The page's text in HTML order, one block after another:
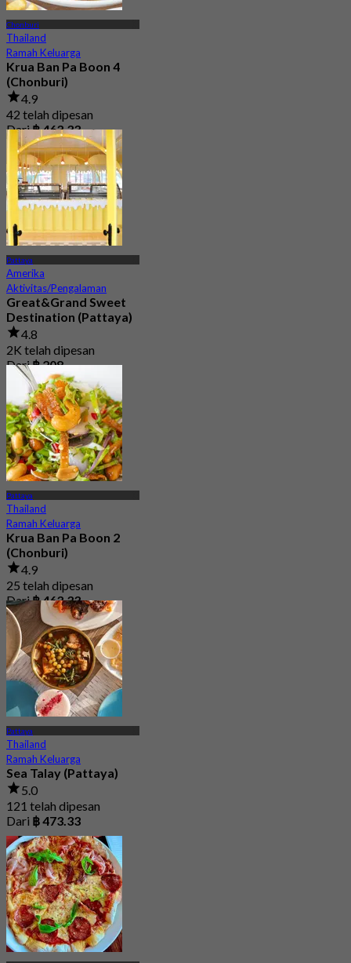
Chonburi
Thailand
Ramah Keluarga
Krua Ban Pa Boon 4
(Chonburi)
4.9
42 telah dipesan
Dari฿ 463.33
Pattaya
Amerika
Aktivitas/Pengalaman
Great&Grand Sweet
Destination (Pattaya)
4.8
2K telah dipesan
Dari฿ 208
Pattaya
Thailand
Ramah Keluarga
Krua Ban Pa Boon 2
(Chonburi)
4.9
25 telah dipesan
Dari฿ 463.33
Pattaya
Thailand
Ramah Keluarga
Sea Talay (Pattaya)
5.0
121 telah dipesan
Dari ฿ 473.33